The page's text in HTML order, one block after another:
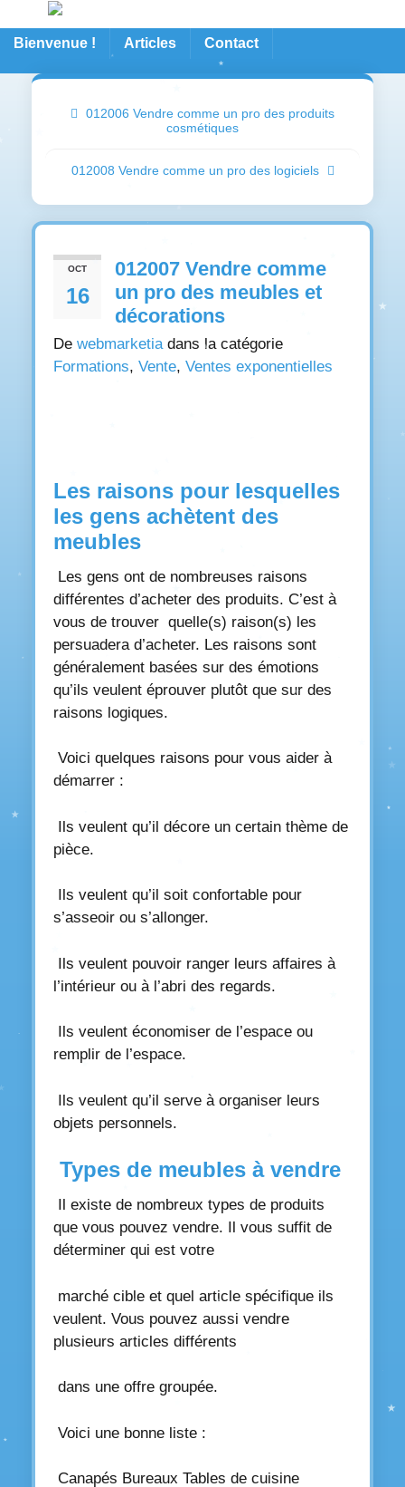
Bienvenue ! Articles Contact
012006 Vendre comme un pro des produits
cosmétiques
012008 Vendre comme un pro des logiciels
OCT
16
012007 Vendre comme
un pro des meubles et
décorations
De webmarketiadans la catégorie
Formations, Vente, Ventes exponentielles
Les raisons pour lesquelles
les gens achètent des
meubles
Les gens ont de nombreuses raisons
différentes d’acheter des produits. C’est à
vous de trouver quelle(s) raison(s) les
persuadera d’acheter. Les raisons sont
généralement basées sur des émotions
qu’ils veulent éprouver plutôt que sur des
raisons logiques.
Voici quelques raisons pour vous aider à
démarrer :
Ils veulent qu’il décore un certain thème de
pièce.
Ils veulent qu’il soit confortable pour
s’asseoir ou s’allonger.
Ils veulent pouvoir ranger leurs affaires à
l’intérieur ou à l’abri des regards.
Ils veulent économiser de l’espace ou
remplir de l’espace.
Ils veulent qu’il serve à organiser leurs
objets personnels.
Types de meubles à vendre
Il existe de nombreux types de produits
que vous pouvez vendre. Il vous suffit de
déterminer qui est votre
marché cible et quel article spécifique ils
veulent. Vous pouvez aussi vendre
plusieurs articles différents
dans une offre groupée.
Voici une bonne liste :
Canapés Bureaux Tables de cuisine